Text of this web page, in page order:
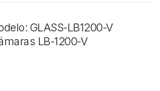
GLASS-LB1200-V
LB-1200-V